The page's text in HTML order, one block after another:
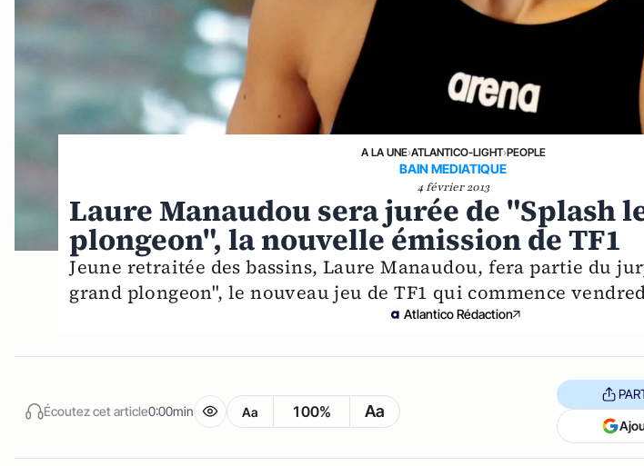
A LA UNE›ATLANTICO-LIGHT›PEOPLE
BAIN MEDIATIQUE
4 février 2013
Laure Manaudou sera jurée de "Splash
plongeon", la nouvelle émission de TF1
Jeune retraitée des bassins, Laure Manaudou, fera partie du
grand plongeon", le nouveau jeu de TF1 qui commence
Atlantico Rédaction
Écoutez cet article0:00min Aa 100% Aa